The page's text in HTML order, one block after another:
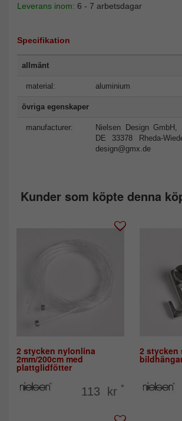
Leverans inom: 6 - 7 arbetsdagar
Specifikation
allmänt
material: aluminium
övriga egenskaper
manufacturer:
Nielsen Design GmbH,
DE 33378 Rheda-
design@gmx.de
Kunder som köpte denna
2 stycken nylonlina
2mm/200cm med
plattglidfötter
113 kr *
2 stycken